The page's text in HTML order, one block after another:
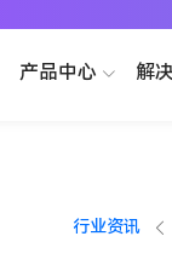
产品中心 解
行业资讯